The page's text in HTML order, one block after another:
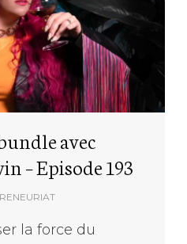
avec
– Episode 193
la force du